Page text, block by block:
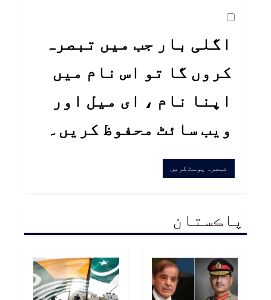
اگلی بار جب میں تبصرہ
کروں گا تو اس نام میں
اپنا نام ، ای میل اور
ویب سائٹ محفوظ کریں۔
پاڪستان